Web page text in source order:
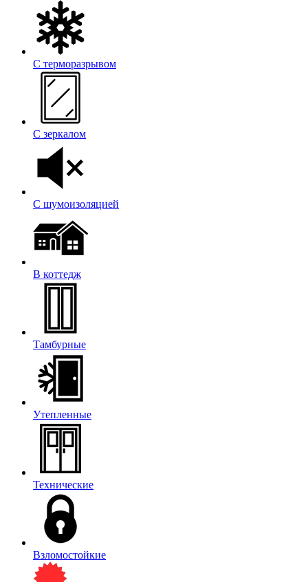
С терморазрывом
С зеркалом
С шумоизоляцией
В коттедж
Тамбурные
Утепленные
Технические
Взломостойкие